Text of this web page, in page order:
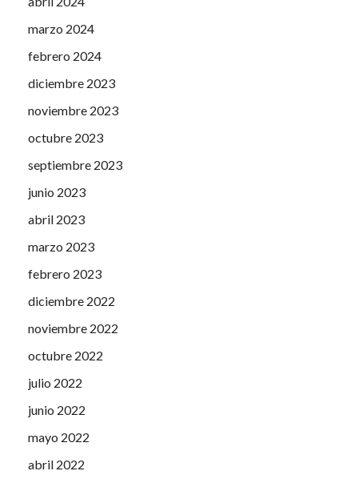
marzo 2024
febrero 2024
diciembre 2023
noviembre 2023
octubre 2023
septiembre 2023
junio 2023
abril 2023
marzo 2023
febrero 2023
diciembre 2022
noviembre 2022
octubre 2022
julio 2022
junio 2022
mayo 2022
abril 2022